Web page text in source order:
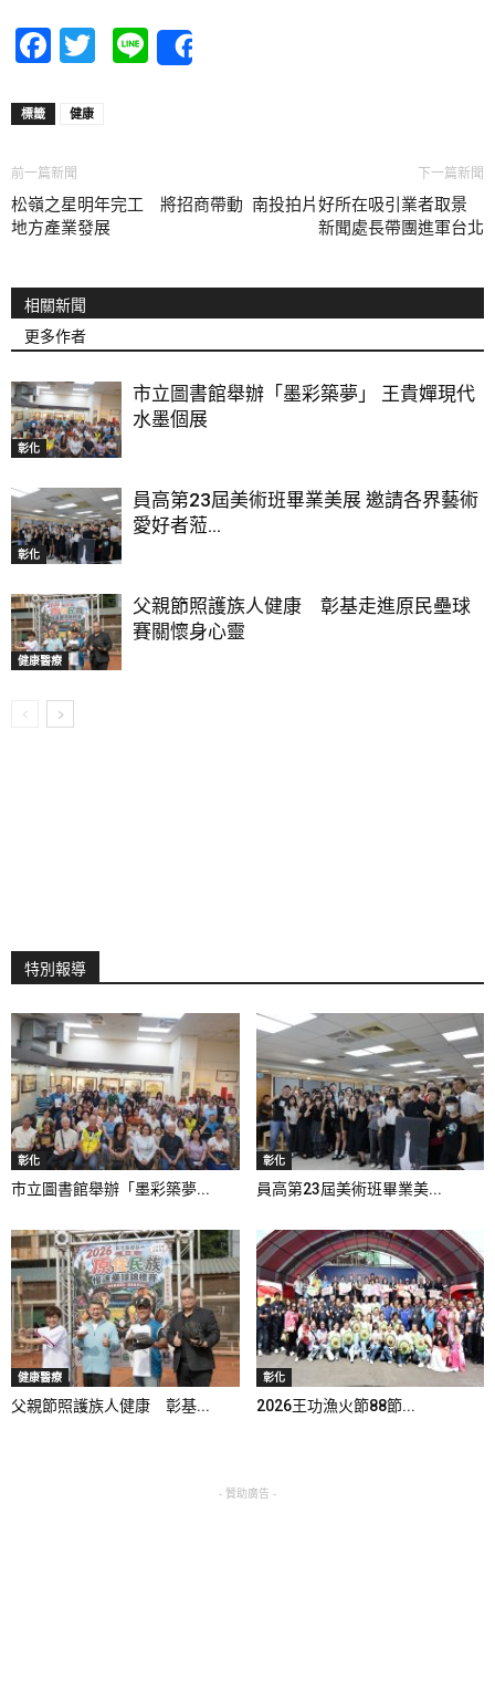
Facebook
Twitter
Line
標籤 健康
前一篇新聞
松嶺之星明年完工 將招商帶動
地方產業發展
下一篇新聞
南投拍片好所在吸引業者取景
新聞處長帶團進軍台北
相關新聞
更多作者
彰化
市立圖書館舉辦「墨彩築夢」 王貴嬋現代
水墨個展
彰化
員高第23屆美術班畢業美展 邀請各界藝術
愛好者蒞...
健康醫療
父親節照護族人健康 彰基走進原民壘球
賽關懷身心靈
特別報導
彰化
市立圖書館舉辦「墨彩築夢...
彰化
員高第23屆美術班畢業美...
健康醫療
父親節照護族人健康 彰基...
彰化
2026王功漁火節88節...
- 贊助廣告 -